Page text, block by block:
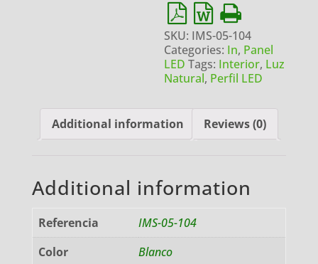
SKU: IMS-05-104
Categories: In, Panel
LED Tags: Interior, Luz
Natural, Perfil LED
Additional information Reviews (0)
Additional information
Referencia
IMS-05-104
Color
Blanco